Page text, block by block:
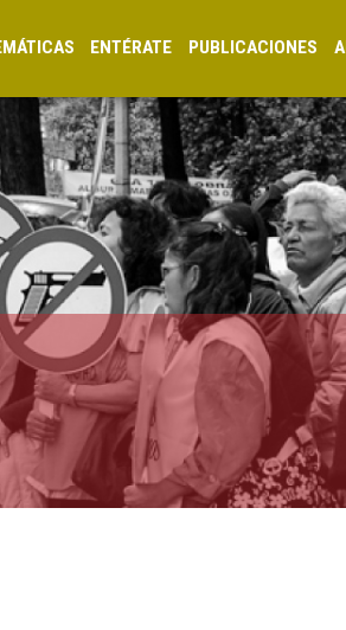
ENTÉRATE PUBLICACIONES